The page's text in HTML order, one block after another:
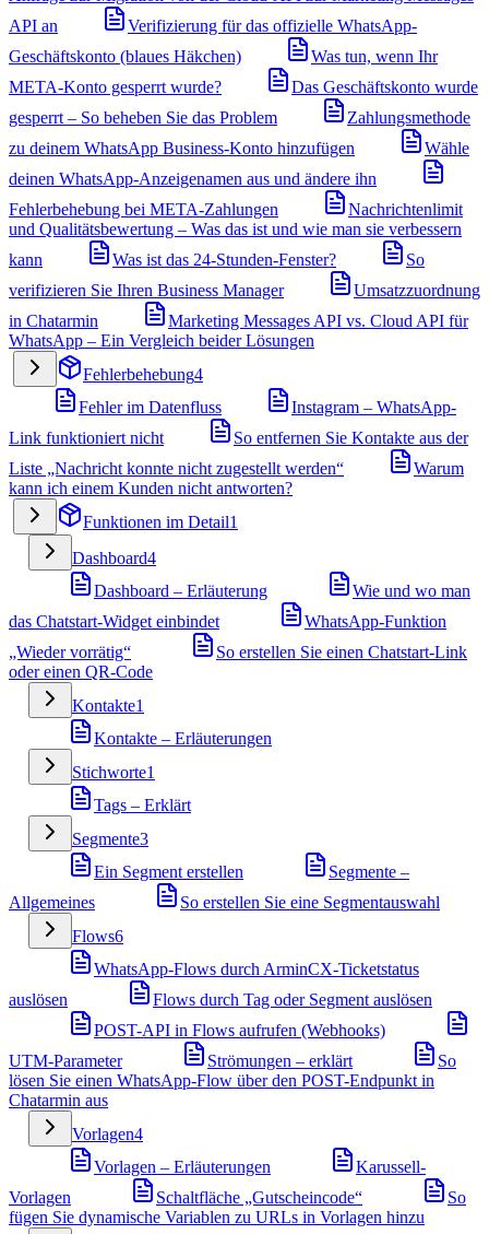
API an
Verifizierung für das offizielle WhatsApp-
Geschäftskonto (blaues Häkchen)
Was tun, wenn Ihr
META-Konto gesperrt wurde?
Das Geschäftskonto wurde
gesperrt – So beheben Sie das Problem
Zahlungsmethode
zu deinem WhatsApp Business-Konto hinzufügen
Wähle
deinen WhatsApp-Anzeigenamen aus und ändere ihn
Fehlerbehebung bei META-Zahlungen
Nachrichtenlimit
und Qualitätsbewertung – Was das ist und wie man sie verbessern
kann
Was ist das 24-Stunden-Fenster?
So
verifizieren Sie Ihren Business Manager
Umsatzzuordnung
in Chatarmin
Marketing Messages API vs. Cloud API für
WhatsApp – Ein Vergleich beider Lösungen
Fehlerbehebung4
Fehler im Datenfluss
Instagram – WhatsApp-
Link funktioniert nicht
So entfernen Sie Kontakte aus der
Liste „Nachricht konnte nicht zugestellt werden“
Warum
kann ich einem Kunden nicht antworten?
Funktionen im Detail1
Dashboard4
Dashboard – Erläuterung
Wie und wo man
das Chatstart-Widget einbindet
WhatsApp-Funktion
„Wieder vorrätig“
So erstellen Sie einen Chatstart-Link
oder einen QR-Code
Kontakte1
Kontakte – Erläuterungen
Stichworte1
Tags – Erklärt
Segmente3
Ein Segment erstellen
Segmente –
Allgemeines
So erstellen Sie eine Segmentauswahl
Flows6
WhatsApp-Flows durch ArminCX-Ticketstatus
auslösen
Flows durch Tag oder Segment auslösen
POST-API in Flows aufrufen (Webhooks)
UTM-Parameter
Strömungen – erklärt
So
lösen Sie einen WhatsApp-Flow über den POST-Endpunkt in
Chatarmin aus
Vorlagen4
Vorlagen – Erläuterungen
Karussell-
Vorlagen
Schaltfläche „Gutscheincode“
So
fügen Sie dynamische Variablen zu URLs in Vorlagen hinzu